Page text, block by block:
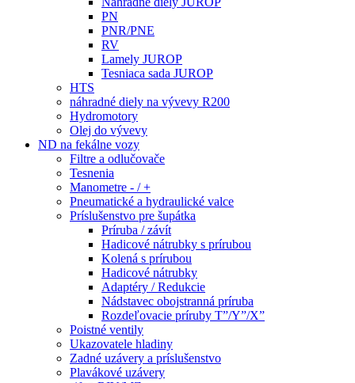
PN
PNR/PNE
RV
Lamely JUROP
Tesniaca sada JUROP
HTS
náhradné diely na vývevy R200
Hydromotory
Olej do vývevy
ND na fekálne vozy
Filtre a odlučovače
Tesnenia
Manometre - / +
Pneumatické a hydraulické valce
Príslušenstvo pre šupátka
Príruba / závít
Hadicové nátrubky s prírubou
Kolená s prírubou
Hadicové nátrubky
Adaptéry / Redukcie
Nádstavec obojstranná príruba
Rozdeľovacie príruby T”/Y”/X”
Poistné ventily
Ukazovatele hladiny
Zadné uzávery a príslušenstvo
Plavákové uzávery